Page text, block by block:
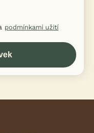
podmínkami užití